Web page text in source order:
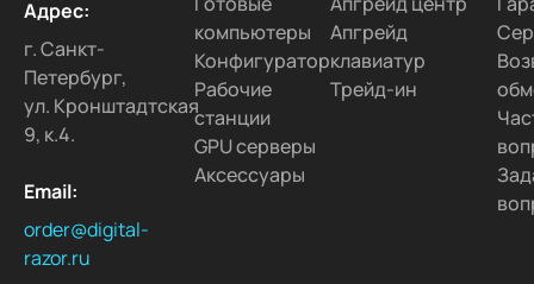
Адрес:
г. Санкт-
Петербург,
ул. Кронштадтская
9, к.4.
Email:
order@digital-
razor.ru
компьютеры
Конфигуратор
Рабочие
станции
GPU серверы
Аксессуары
Апгрейд
клавиатур
Трейд-ин